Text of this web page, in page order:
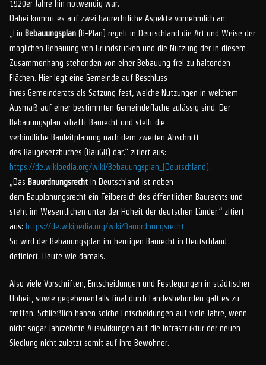
1920er Jahre hin notwendig war.
Dabei kommt es auf zwei baurechtliche Aspekte vornehmlich an:
„Ein Bebauungsplan (B-Plan) regelt in Deutschland die Art und Weise der
möglichen Bebauung von Grundstücken und die Nutzung der in diesem
Zusammenhang stehenden von einer Bebauung frei zu haltenden
Flächen. Hier legt eine Gemeinde auf Beschluss
ihres Gemeinderats als Satzung fest, welche Nutzungen in welchem
Ausmaß auf einer bestimmten Gemeindefläche zulässig sind. Der
Bebauungsplan schafft Baurecht und stellt die
verbindliche Bauleitplanung nach dem zweiten Abschnitt
des Baugesetzbuches (BauGB) dar.“ zitiert aus:
https://de.wikipedia.org/wiki/Bebauungsplan_(Deutschland).
„Das Bauordnungsrecht in Deutschland ist neben
dem Bauplanungsrecht ein Teilbereich des öffentlichen Baurechts und
steht im Wesentlichen unter der Hoheit der deutschen Länder.“ zitiert
aus: https://de.wikipedia.org/wiki/Bauordnungsrecht
So wird der Bebauungsplan im heutigen Baurecht in Deutschland
definiert. Heute wie damals.
Also viele Vorschriften, Entscheidungen und Festlegungen in städtischer
Hoheit, sowie gegebenenfalls final durch Landesbehörden galt es zu
treffen. Schließlich haben solche Entscheidungen auf viele Jahre, wenn
nicht sogar Jahrzehnte Auswirkungen auf die Infrastruktur der neuen
Siedlung nicht zuletzt somit auf ihre Bewohner.